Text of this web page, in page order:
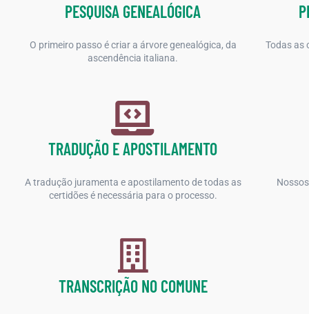
PESQUISA GENEALÓGICA
O primeiro passo é criar a árvore genealógica, da
ascendência italiana.
Todas as
TRADUÇÃO E APOSTILAMENTO
A tradução juramenta e apostilamento de todas as
certidões é necessária para o processo.
TRANSCRIÇÃO NO COMUNE